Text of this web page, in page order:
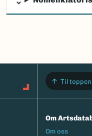
Til toppen
Om
Footermeny
Om oss